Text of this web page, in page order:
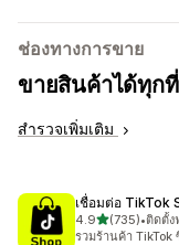
ช่องทางการขาย
ขายสินค้าได้ทุก
สำรวจเพิ่มเติม
เชื่อมต่อ TikTok
4.9เต็ม 5 ดาว
(735)
ทั้งหมด 735 รีวิว
•ติดตั้ง
รวมร้านค้า